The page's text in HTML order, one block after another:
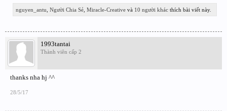
nguyen_antu Người Chia Sẻ Miracle-Creative và 10 người khác thích bài viết này.
1993tantai
Thành viên cấp 2
thanks nha hj ^^
28/5/17